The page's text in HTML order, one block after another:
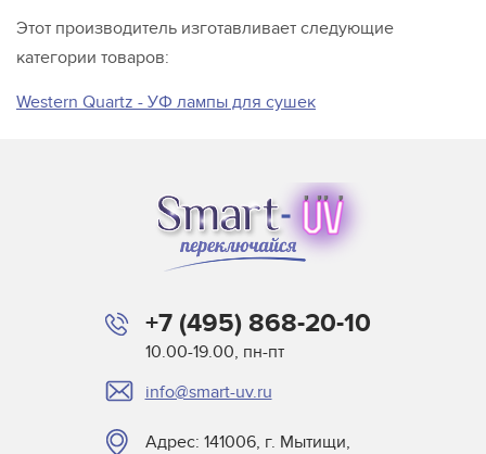
Этот производитель изготавливает следующие
категории товаров:
Western Quartz - УФ лампы для сушек
+7 (495) 868-20-10
10.00-19.00, пн-пт
info@smart-uv.ru
Адрес: 141006, г. Мытищи,